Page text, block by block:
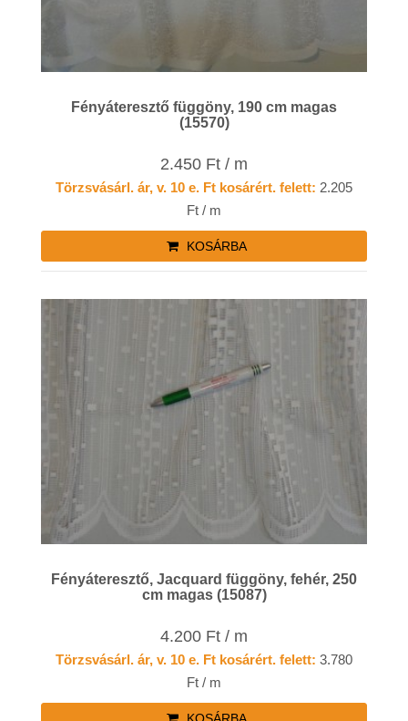
Fényáteresztő függöny, 190 cm magas
(15570)
2.450 Ft / m
Törzsvásárl. ár, v. 10 e. Ft kosárért. felett: 2.205
Ft / m
KOSÁRBA
Fényáteresztő, Jacquard függöny, fehér, 250
cm magas (15087)
4.200 Ft / m
Törzsvásárl. ár, v. 10 e. Ft kosárért. felett: 3.780
Ft / m